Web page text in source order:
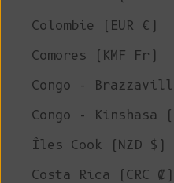
Colombie (EUR €)
Comores (KMF Fr)
Congo -
Congo - Kinshasa
Îles Cook (NZD $)
Costa Rica (CRC ₡)